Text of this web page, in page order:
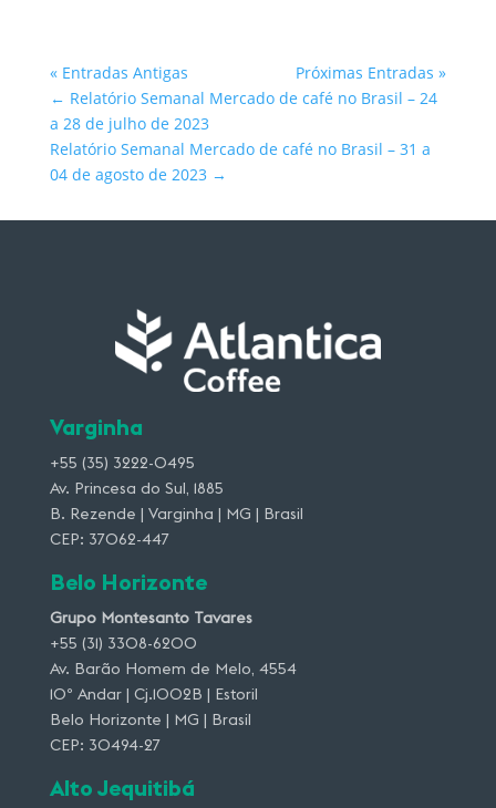
« Entradas Antigas
Próximas Entradas »
← Relatório Semanal Mercado de café no Brasil – 24
a 28 de julho de 2023
Relatório Semanal Mercado de café no Brasil – 31 a
04 de agosto de 2023→
Varginha
+55 (35) 3222-0495
Av. Princesa do Sul, 1885
B. Rezende | Varginha | MG | Brasil
CEP: 37062-447
Belo Horizonte
Grupo Montesanto Tavares
+55 (31) 3308-6200
Av. Barão Homem de Melo, 4554
10º Andar | Cj.1002B | Estoril
Belo Horizonte | MG | Brasil
CEP: 30494-27
Alto Jequitibá